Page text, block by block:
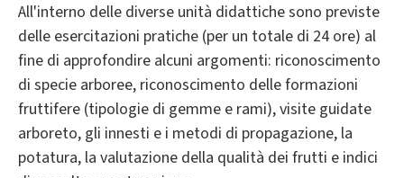
All'interno delle diverse unità didattiche sono previste
delle esercitazioni pratiche (per un totale di 24 ore) al
fine di approfondire alcuni argomenti: riconoscimento
di specie arboree, riconoscimento delle formazioni
fruttifere (tipologie di gemme e rami), visite guidate
arboreto, gli innesti e i metodi di propagazione, la
potatura, la valutazione della qualità dei frutti e indici